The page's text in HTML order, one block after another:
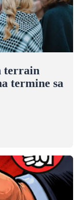
terrain
termine sa